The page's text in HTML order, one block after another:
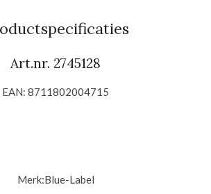
n
Art.nr. 2745128
EAN: 8711802004715
Merk:Blue-Label